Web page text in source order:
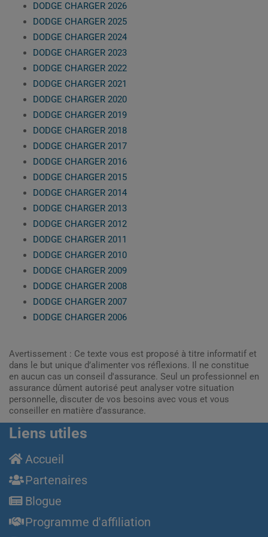
DODGE CHARGER 2026
DODGE CHARGER 2025
DODGE CHARGER 2024
DODGE CHARGER 2023
DODGE CHARGER 2022
DODGE CHARGER 2021
DODGE CHARGER 2020
DODGE CHARGER 2019
DODGE CHARGER 2018
DODGE CHARGER 2017
DODGE CHARGER 2016
DODGE CHARGER 2015
DODGE CHARGER 2014
DODGE CHARGER 2013
DODGE CHARGER 2012
DODGE CHARGER 2011
DODGE CHARGER 2010
DODGE CHARGER 2009
DODGE CHARGER 2008
DODGE CHARGER 2007
DODGE CHARGER 2006
Avertissement : Ce texte vous est proposé à titre informatif et
dans le but unique d’alimenter vos réflexions. Il ne constitue
en aucun cas un conseil d'assurance. Seul un professionnel en
assurance dûment autorisé peut analyser votre situation
personnelle, discuter de vos besoins avec vous et vous
conseiller en matière d’assurance.
Liens utiles
Accueil
Partenaires
Blogue
Programme d'affiliation